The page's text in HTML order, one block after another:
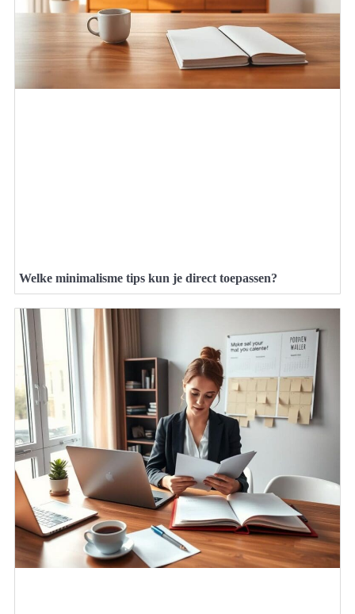
Welke minimalisme tips kun je direct toepassen?